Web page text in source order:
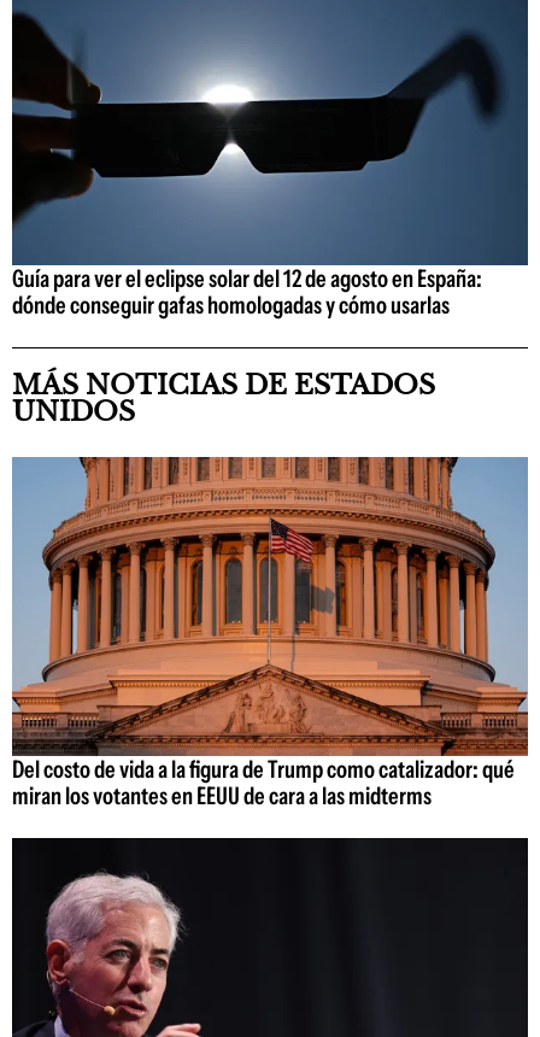
Guía para ver el eclipse solar del 12 de agosto en España:
dónde conseguir gafas homologadas y cómo usarlas
MÁS NOTICIAS DE ESTADOS
UNIDOS
Del costo de vida a la figura de Trump como catalizador: qué
miran los votantes en EEUU de cara a las midterms